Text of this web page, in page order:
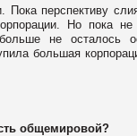
Пока перспективу
Но пока не
не осталось
большая
общемировой?